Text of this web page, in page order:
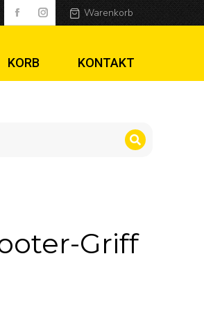
Warenkorb
KORB KONTAKT
Griff